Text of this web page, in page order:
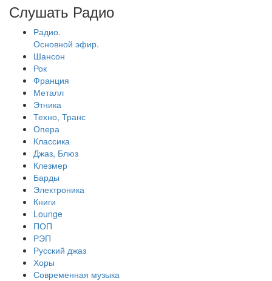
Слушать Радио
Радио.
Основной эфир.
Шансон
Рок
Франция
Металл
Этника
Техно, Транс
Опера
Классика
Джаз, Блюз
Клезмер
Барды
Электроника
Книги
Lounge
ПОП
РЭП
Русский джаз
Хоры
Современная музыка